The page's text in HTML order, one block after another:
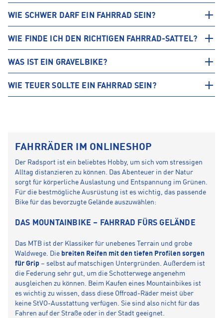
WIE SCHWER DARF EIN FAHRRAD SEIN?
WIE FINDE ICH DEN RICHTIGEN FAHRRAD-SATTEL?
WAS IST EIN GRAVELBIKE?
WIE TEUER SOLLTE EIN FAHRRAD SEIN?
FAHRRÄDER IM ONLINESHOP
Der Radsport ist ein beliebtes Hobby, um sich vom stressigen
Alltag distanzieren zu können. Das Abenteuer in der Natur
sorgt für körperliche Auslastung und Entspannung im Grünen.
Für die bestmögliche Ausrüstung ist es wichtig, das passende
Bike für das bevorzugte Gelände auszuwählen:
DAS MOUNTAINBIKE – FAHRRAD FÜRS GELÄNDE
Das MTB ist der Klassiker für unebenes Terrain und grobe
Waldwege. Die breiten Reifen mit den tiefen Profilen sorgen
für Grip – selbst auf matschigen Untergründen. Außerdem ist
die Federung sehr gut, um die Schotterwege angenehm
ausgleichen zu können. Beim Kaufen eines Mountainbikes ist
es wichtig zu wissen, dass diese Offroad-Räder meist über
keine StVO-Ausstattung verfügen. Sie sind also nicht für das
Fahren auf der Straße oder in der Stadt geeignet.